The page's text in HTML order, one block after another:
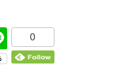
0